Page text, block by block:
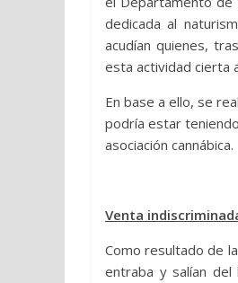
dedicada al
acudían quienes,
esta actividad cierta
En base a ello, se
podría estar
asociación cannábica.
Venta
Como resultado de
entraba y salían del